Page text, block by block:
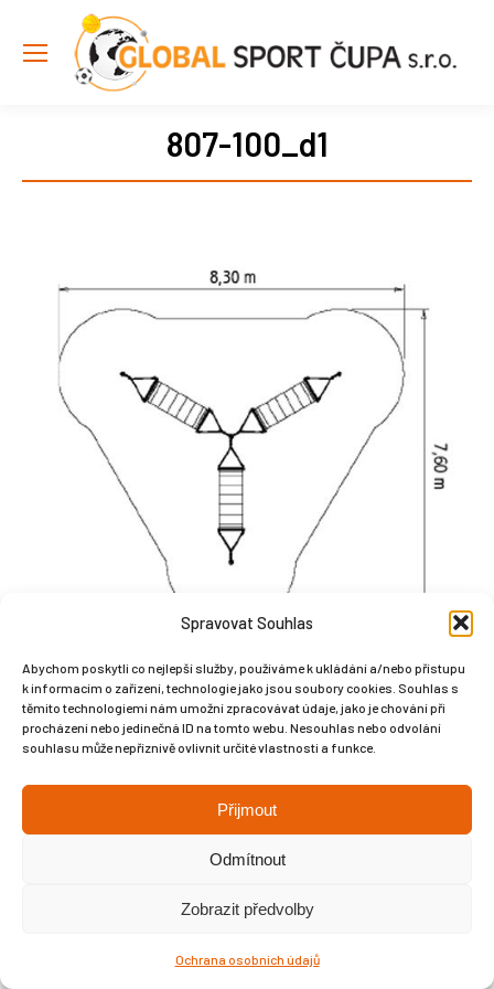
Spravovat Souhlas
Abychom poskytli co nejlepší služby, používáme k ukládání a/nebo přístupu
k informacím o zařízení, technologie jako jsou soubory cookies. Souhlas s
těmito technologiemi nám umožní zpracovávat údaje, jako je chování při
procházení nebo jedinečná ID na tomto webu. Nesouhlas nebo odvolání
souhlasu může nepříznivě ovlivnit určité vlastnosti a funkce.
Přijmout
Odmítnout
Zobrazit předvolby
Ochrana osobních údajů
807-100_d1
Copyright © Weiron Dynamics, s.r.o. |
SEO